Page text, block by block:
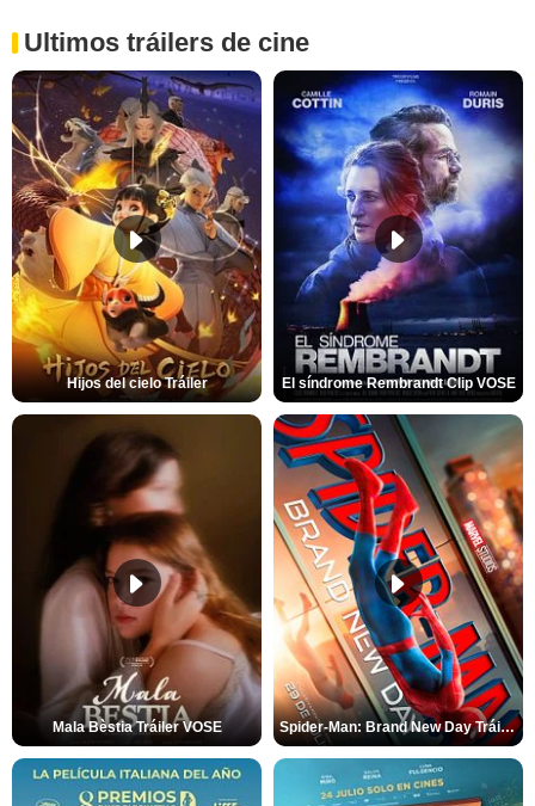
Ultimos tráilers de cine
Hijos del cielo Tráiler El síndrome Rembrandt Clip VOSE
Mala Bèstia Tráiler VOSE Spider-Man: Brand New Day Tráiler (3)